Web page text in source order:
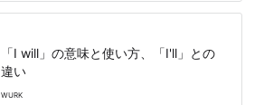
「I will」の意味と使い方、「I'll」との
違い
WURK